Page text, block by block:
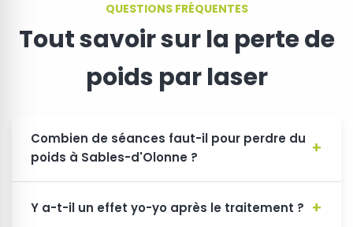
QUESTIONS FRÉQUENTES
Tout savoir sur la perte de
poids par laser
Combien de séances faut-il pour perdre du
poids à Sables-d'Olonne ?
Y a-t-il un effet yo-yo après le traitement ?